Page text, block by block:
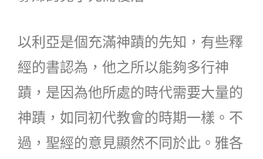
以利亞是個充滿神蹟的先知，有些釋
經的書認為，他之所以能夠多行神
蹟，是因為他所處的時代需要大量的
神蹟，如同初代教會的時期一樣。不
過，聖經的意見顯然不同於此。雅各